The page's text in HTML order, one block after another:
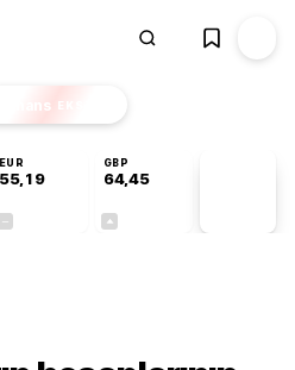
Finans EKSTRA
EUR
55,19
GBP
64,45